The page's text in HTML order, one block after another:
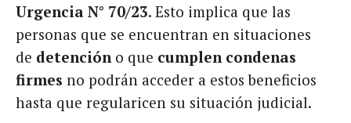
Urgencia N° 70/23. Esto implica que las
personas que se encuentran en situaciones
de detencióno que cumplen condenas
firmes no podrán acceder a estos beneficios
hasta que regularicen su situación judicial.